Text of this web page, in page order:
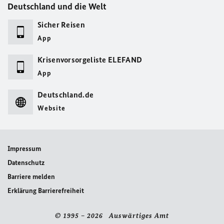
Deutschland und die Welt
Sicher Reisen
App
Krisenvorsorgeliste ELEFAND
App
Deutschland.de
Website
Impressum
Datenschutz
Barriere melden
Erklärung Barrierefreiheit
© 1995 – 2026 Auswärtiges Amt